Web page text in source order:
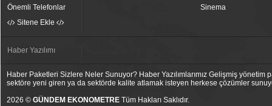
Önemli Telefonlar
Sitene Ekle
Sinema
Haber Yazılımı
Haber Paketleri Sizlere Neler Sunuyor? Haber Yazılımlarımız Gelişmiş
sektöre yeni giren ya da sektörde kalite atlamak isteyen herkese çözümler
2026 © GÜNDEM EKONOMETRE Tüm Hakları Saklıdır.